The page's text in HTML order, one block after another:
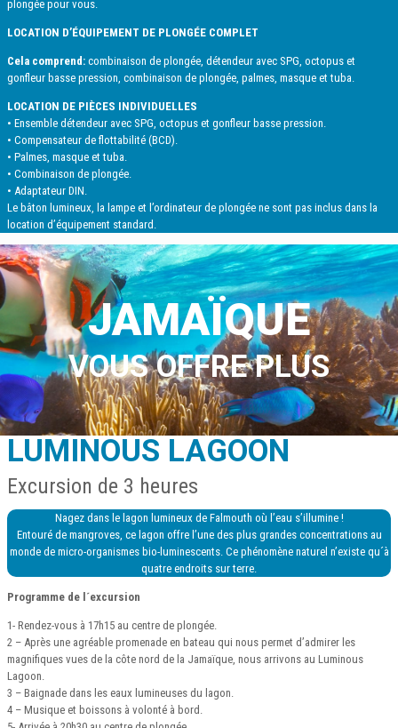
plongée pour vous.
LOCATION D’ÉQUIPEMENT DE PLONGÉE COMPLET
Cela comprend: combinaison de plongée, détendeur avec SPG, octopus et
gonfleur basse pression, combinaison de plongée, palmes, masque et tuba.
LOCATION DE PIÈCES INDIVIDUELLES
• Ensemble détendeur avec SPG, octopus et gonfleur basse pression.
• Compensateur de flottabilité (BCD).
• Palmes, masque et tuba.
• Combinaison de plongée.
• Adaptateur DIN.
Le bâton lumineux, la lampe et l’ordinateur de plongée ne sont pas inclus dans la
location d’équipement standard.
JAMAÏQUE
VOUS OFFRE PLUS
LUMINOUS LAGOON
Excursion de 3 heures
Nagez dans le lagon lumineux de Falmouth où l’eau s’illumine !
Entouré de mangroves, ce lagon offre l’une des plus grandes concentrations au
monde de micro-organismes bio-luminescents. Ce phénomène naturel n’existe qu´à
quatre endroits sur terre.
Programme de l´excursion
1- Rendez-vous à 17h15 au centre de plongée.
2 – Après une agréable promenade en bateau qui nous permet d’admirer les
magnifiques vues de la côte nord de la Jamaïque, nous arrivons au Luminous
Lagoon.
3 – Baignade dans les eaux lumineuses du lagon.
4 – Musique et boissons à volonté à bord.